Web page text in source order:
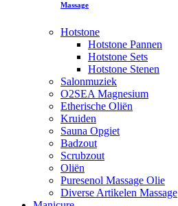
Massage
Hotstone
Hotstone Pannen
Hotstone Sets
Hotstone Stenen
Salonmuziek
O2SEA Magnesium
Etherische Oliën
Kruiden
Sauna Opgiet
Badzout
Scrubzout
Oliën
Puresenol Massage Olie
Diverse Artikelen Massage